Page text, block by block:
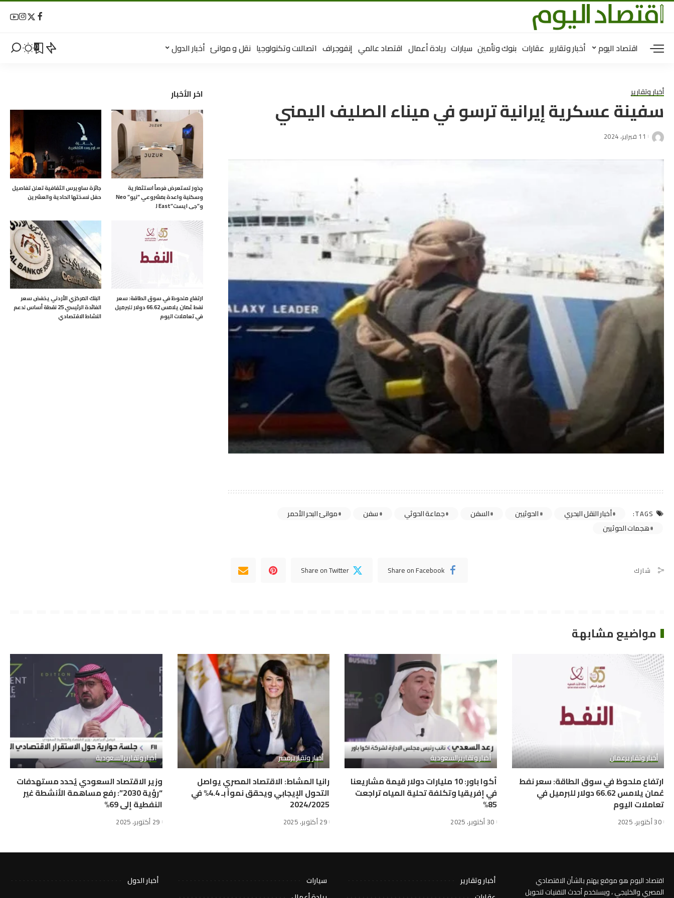
اقتصاد اليوم أخبار وتقارير عقارات بنوك وتأمين سيارات ريادة أعمال اقتصاد عالمي إنفوجراف اتصالات وتكنولوجيا نقل و موانئ أخبار الدول 0
أخبار وتقارير
سفينة عسكرية إيرانية ترسو في ميناء الصليف اليمني
11 فبراير، 2024
TAGS: أخبار النقل البحري الحوثيين السفن جماعة الحوثي سفن
موانئ البحر الأحمر
هجمات الحوثيين
شارك Share on Facebook
Share on Twitter
اخر الأخبار
چذور تستعرض فرصاً استثمارية
وسكنية واعدة بمشروعي “نيو” Neo
و”جى ايست”J East
جائزة ساويرس الثقافية تعلن تفاصيل
حفل نسختها الحادية والعشرين
ارتفاع ملحوظ في سوق الطاقة: سعر
نفط عُمان يلامس 66.62 دولار للبرميل
في تعاملات اليوم
البنك المركزي الأردني يخفض سعر
الفائدة الرئيسي 25 نقطة أساس لدعم
النشاط الاقتصادي
مواضيع مشابهة
أخبار وتقاريرعمان
ارتفاع ملحوظ في سوق الطاقة: سعر نفط
عُمان يلامس 66.62 دولار للبرميل في
تعاملات اليوم
30 أكتوبر، 2025
أخبار وتقاريرالسعودية
أكوا باور: 10 مليارات دولار قيمة مشاريعنا
في إفريقيا وتكلفة تحلية المياه تراجعت
85%
30 أكتوبر، 2025
أخبار وتقاريرمصر
رانيا المشاط: الاقتصاد المصري يواصل
التحول الإيجابي ويحقق نمواً بـ 4.4% في
2024/2025
29 أكتوبر، 2025
أخبار وتقاريرالسعودية
وزير الاقتصاد السعودي يُحدد مستهدفات
“رؤية 2030”: رفع مساهمة الأنشطة غير
النفطية إلى 69%
29 أكتوبر، 2025
اقتصاد اليوم هو موقع يهتم بالشأن الاقتصادي
المصري والخليجي ، ويستخدم أحدث التقنيات لتحويل
أخبار وتقارير
سيارات
أخبار الدول